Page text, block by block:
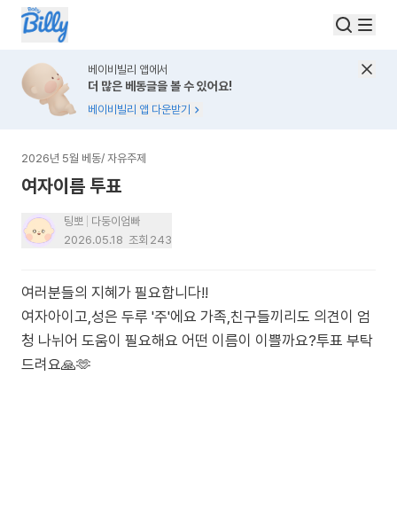
베이비빌리 앱에서
더 많은 베동글을 볼 수 있어요!
베이비빌리 앱 다운받기
2026년 5월 베동/ 자유주제
여자이름 투표
팅뽀
다둥이엄빠
2026.05.18 조회 243
여러분들의 지혜가 필요합니다!!
여자아이고,성은 두루 '주'에요 가족,친구들끼리도 의견이 엄
청 나뉘어 도움이 필요해요 어떤 이름이 이쁠까요?투표 부탁
드려요🙏🫶